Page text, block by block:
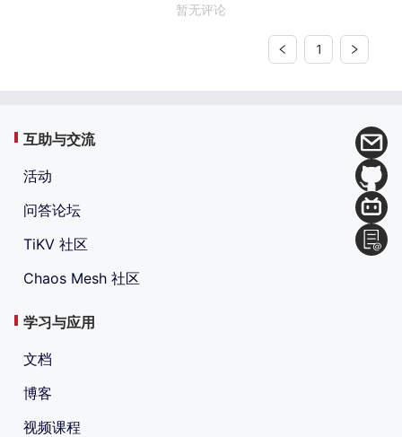
暂无评论
1
互助与交流
活动
问答论坛
TiKV 社区
Chaos Mesh 社区
学习与应用
文档
博客
视频课程